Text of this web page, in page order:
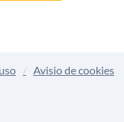
Avisio de cookies